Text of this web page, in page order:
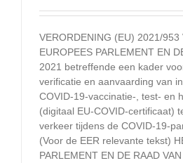
VERORDENING (EU) 2021/953
EUROPEES PARLEMENT EN
2021 betreffende een kader
verificatie en aanvaarding van
COVID-19-vaccinatie-, test- en
(digitaal EU-COVID-certificaat)
verkeer tijdens de COVID-19-
(Voor de EER relevante tekst)
PARLEMENT EN DE RAAD